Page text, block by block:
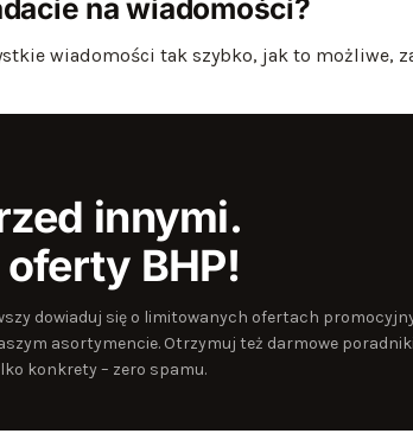
na wiadomości?
wiadomości tak szybko, jak to możliwe,
innymi.
BHP!
dowiaduj się o limitowanych ofertach
asortymencie. Otrzymuj też darmowe
konkrety – zero spamu.